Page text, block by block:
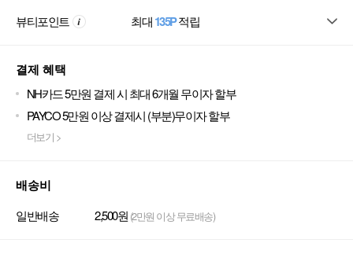
뷰티포인트 최대135P적립
결제 혜택
NH카드 5만원 결제 시 최대 6개월 무이자 할부
PAYCO 5만원 이상 결제시 (부분)무이자 할부
더보기 >
배송비
일반배송 2,500원 (2만원 이상 무료배송)